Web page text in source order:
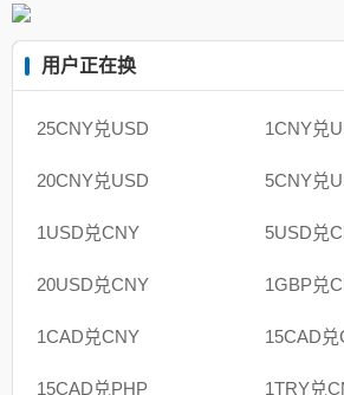
用户正在换
25CNY兑USD 1CNY兑
20CNY兑USD 5CNY兑
1USD兑CNY 5USD兑
20USD兑CNY 1GBP兑
1CAD兑CNY 15CAD兑
15CAD兑PHP 1TRY兑